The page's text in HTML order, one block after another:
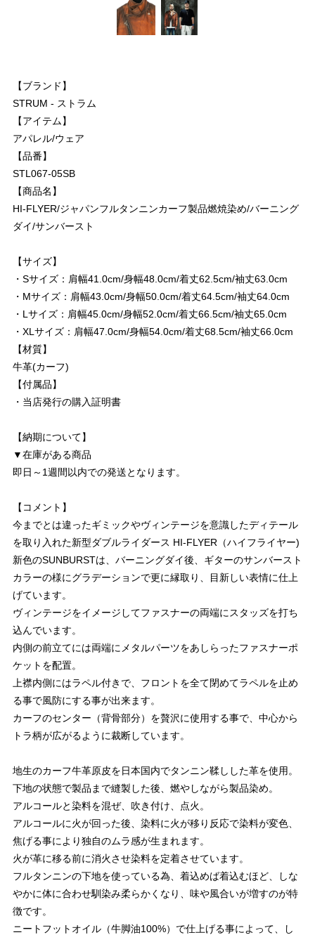
【ブランド】
STRUM - ストラム
【アイテム】
アパレル/ウェア
【品番】
STL067-05SB
【商品名】
HI-FLYER/ジャパンフルタンニンカーフ製品燃焼染め/バーニング
ダイ/サンバースト
【サイズ】
・Sサイズ：肩幅41.0cm/身幅48.0cm/着丈62.5cm/袖丈63.0cm
・Mサイズ：肩幅43.0cm/身幅50.0cm/着丈64.5cm/袖丈64.0cm
・Lサイズ：肩幅45.0cm/身幅52.0cm/着丈66.5cm/袖丈65.0cm
・XLサイズ：肩幅47.0cm/身幅54.0cm/着丈68.5cm/袖丈66.0cm
【材質】
牛革(カーフ)
【付属品】
・当店発行の購入証明書
【納期について】
▼在庫がある商品
即日～1週間以内での発送となります。
【コメント】
今までとは違ったギミックやヴィンテージを意識したディテール
を取り入れた新型ダブルライダース HI-FLYER（ハイフライヤー)
新色のSUNBURSTは、バーニングダイ後、ギターのサンバースト
カラーの様にグラデーションで更に縁取り、目新しい表情に仕上
げています。
ヴィンテージをイメージしてファスナーの両端にスタッズを打ち
込んでいます。
内側の前立てには両端にメタルパーツをあしらったファスナーポ
ケットを配置。
上襟内側にはラペル付きで、フロントを全て閉めてラペルを止め
る事で風防にする事が出来ます。
カーフのセンター（背骨部分）を贅沢に使用する事で、中心から
トラ柄が広がるように裁断しています。
地生のカーフ牛革原皮を日本国内でタンニン鞣しした革を使用。
下地の状態で製品まで縫製した後、燃やしながら製品染め。
アルコールと染料を混ぜ、吹き付け、点火。
アルコールに火が回った後、染料に火が移り反応で染料が変色、
焦げる事により独自のムラ感が生まれます。
火が革に移る前に消火させ染料を定着させています。
フルタンニンの下地を使っている為、着込めば着込むほど、しな
やかに体に合わせ馴染み柔らかくなり、味や風合いが増すのが特
徴です。
ニートフットオイル（牛脚油100%）で仕上げる事によって、し